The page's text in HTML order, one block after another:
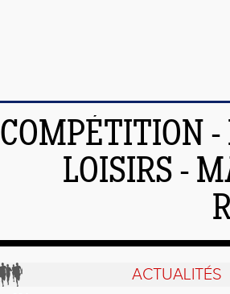
COMPÉTITION -
LOISIRS -
ACTUALITÉS